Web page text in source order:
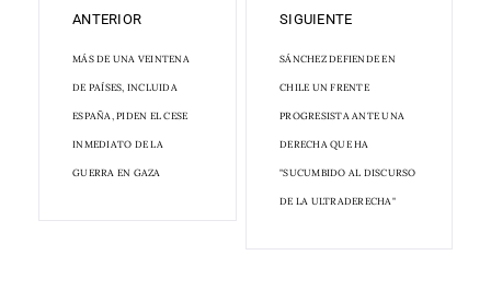
ANTERIOR
MÁS DE UNA VEINTENA
DE PAÍSES, INCLUIDA
ESPAÑA, PIDEN EL CESE
INMEDIATO DE LA
GUERRA EN GAZA
SIGUIENTE
SÁNCHEZ DEFIENDE EN
CHILE UN FRENTE
PROGRESISTA ANTE UNA
DERECHA QUE HA
"SUCUMBIDO AL DISCURSO
DE LA ULTRADERECHA"